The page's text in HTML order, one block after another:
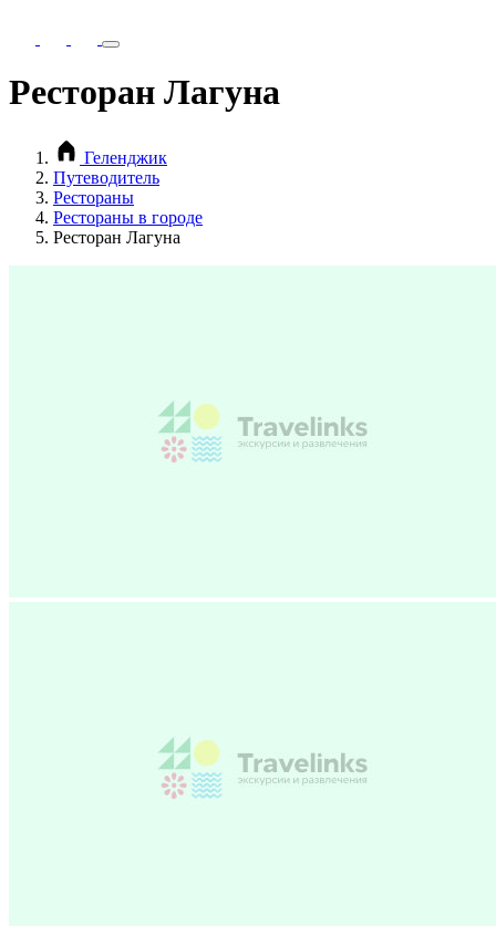
Ресторан Лагуна
Геленджик
Путеводитель
Рестораны
Рестораны в городе
Ресторан Лагуна